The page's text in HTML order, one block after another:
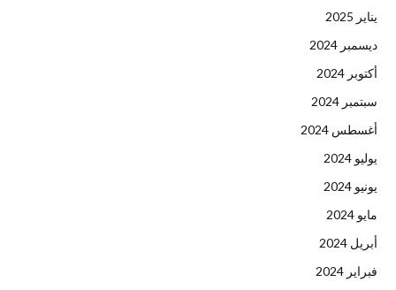
يناير 2025
ديسمبر 2024
أكتوبر 2024
سبتمبر 2024
أغسطس 2024
يوليو 2024
يونيو 2024
مايو 2024
أبريل 2024
فبراير 2024